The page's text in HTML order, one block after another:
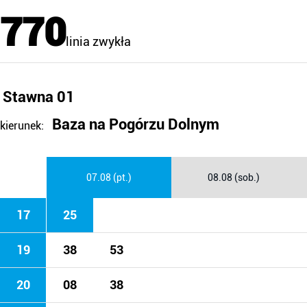
770linia zwykła
Stawna 01
kierunek: Baza na Pogórzu Dolnym
07.08 (pt.) 08.08 (sob.)
17 25
19 38 53
20 08 38